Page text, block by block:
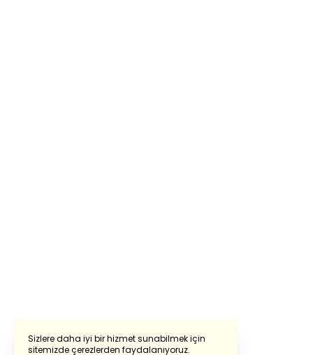
Sizlere daha iyi bir hizmet sunabilmek için
sitemizde çerezlerden faydalanıyoruz.